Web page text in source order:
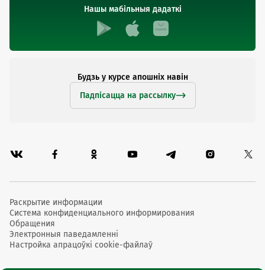
Нашы мабільныя дадаткі
Будзь у курсе апошніх навін
Падпісацца на рассылку
Раскрытие информации
Система конфиденциального информирования
Обращения
Электронныя паведамленні
Настройка апрацоўкі cookie-файлаў